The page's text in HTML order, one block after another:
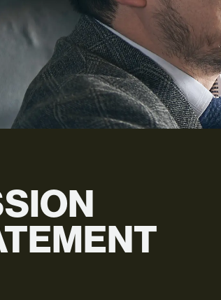
BRANDING
制作事例